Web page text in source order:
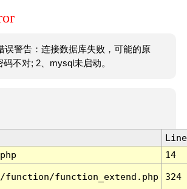
误警告：连接数据库失败，可能的原
不对; 2、mysql未启动。
Line
14
function/function_extend.php 324